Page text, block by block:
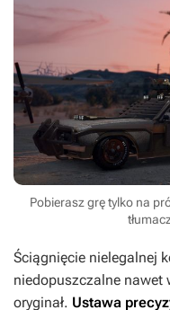
Pobierasz grę tylko na
Ściągnięcie nielegalnej
niedopuszczalne nawet
oryginał. Ustawa